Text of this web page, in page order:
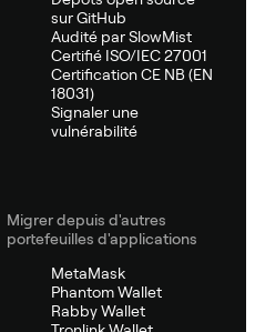
sur GitHub
Audité par SlowMist
Certifié ISO/IEC 27001
Certification CE NB (EN
18031)
Signaler une
vulnérabilité
Migrer depuis d'autres
portefeuilles d'applications
MetaMask
Phantom Wallet
Rabby Wallet